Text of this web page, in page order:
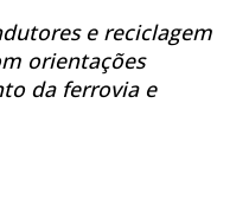
e reciclagem
orientações
da ferrovia e